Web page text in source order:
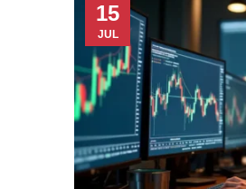
15
JUL